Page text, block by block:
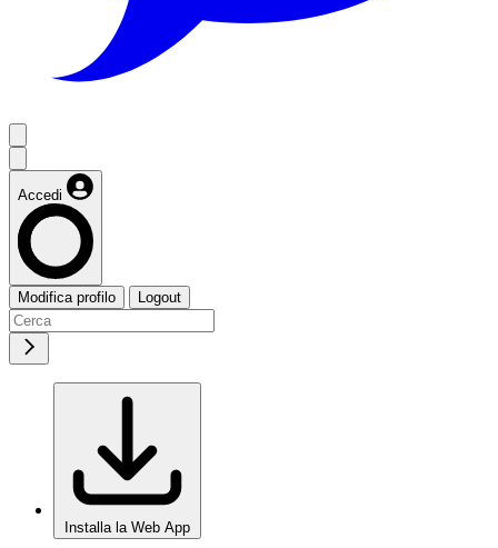
Accedi
Modifica profilo Logout
Installa la Web App